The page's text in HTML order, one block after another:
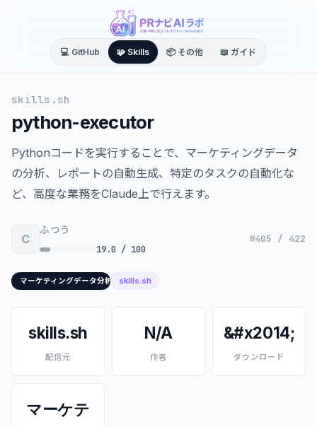
💻 GitHub 🧩 Skills 📦 その他 📖 ガイド
skills.sh
python-executor
Pythonコードを実行することで、マーケティングデータ
の分析、レポートの自動生成、特定のタスクの自動化な
ど、高度な業務をClaude上で行えます。
C
ふつう
19.0 / 100
#405 / 422
マーケティングデータ分析 skills.sh
skills.sh
配信元
N/A
作者
&#x2014;
ダウンロード
マーケテ